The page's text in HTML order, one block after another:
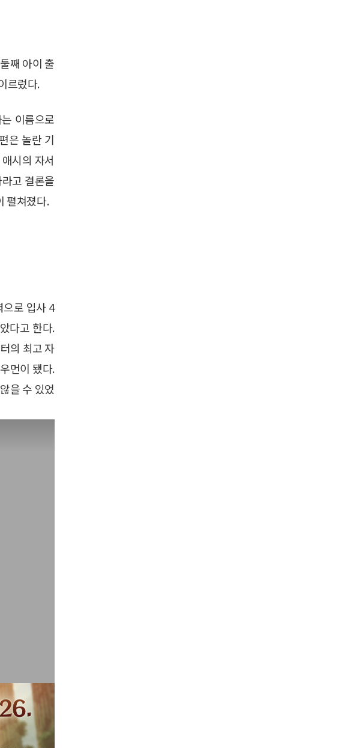
째 아이 출
르렀다.
이름으로
은 놀란 기
시의 자서
고 결론을
펼쳐졌다.
으로 입사 4
다고 한다.
의 최고 자
먼이 됐다.
을 수 있었